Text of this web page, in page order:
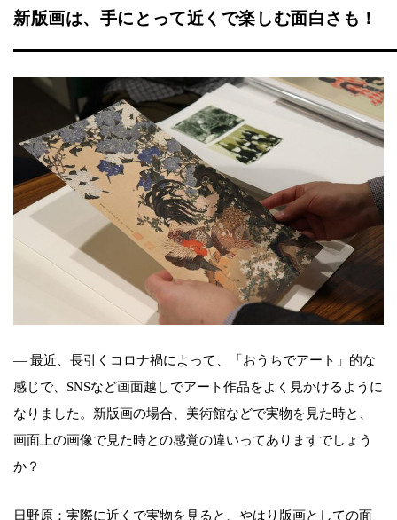
新版画は、手にとって近くで楽しむ面白さも！
― 最近、長引くコロナ禍によって、「おうちでアート」的な
感じで、SNSなど画面越しでアート作品をよく見かけるように
なりました。新版画の場合、美術館などで実物を見た時と、
画面上の画像で見た時との感覚の違いってありますでしょう
か？
日野原：実際に近くで実物を見ると、やはり版画としての面